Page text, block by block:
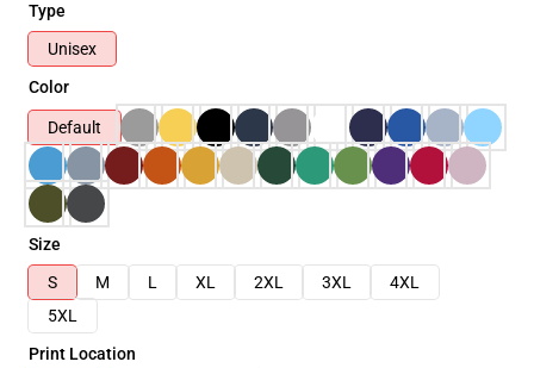
Type
Unisex
Color
Default
Size
S
M L XL 2XL 3XL
4XL
5XL
Print Location